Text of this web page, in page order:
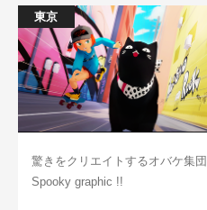
東京
驚きをクリエイトするオバケ集団
Spooky graphic !!